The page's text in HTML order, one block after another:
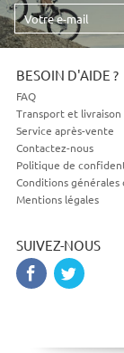
Votre
e-
mail
BESOIN D'AIDE ?
FAQ
Transport et livraison
Service après-vente
Contactez-nous
Politique de
Conditions générales
Mentions légales
SUIVEZ-NOUS